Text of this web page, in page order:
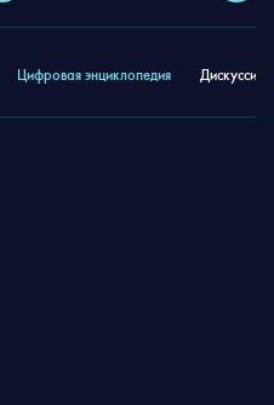
Цифровая энциклопедия